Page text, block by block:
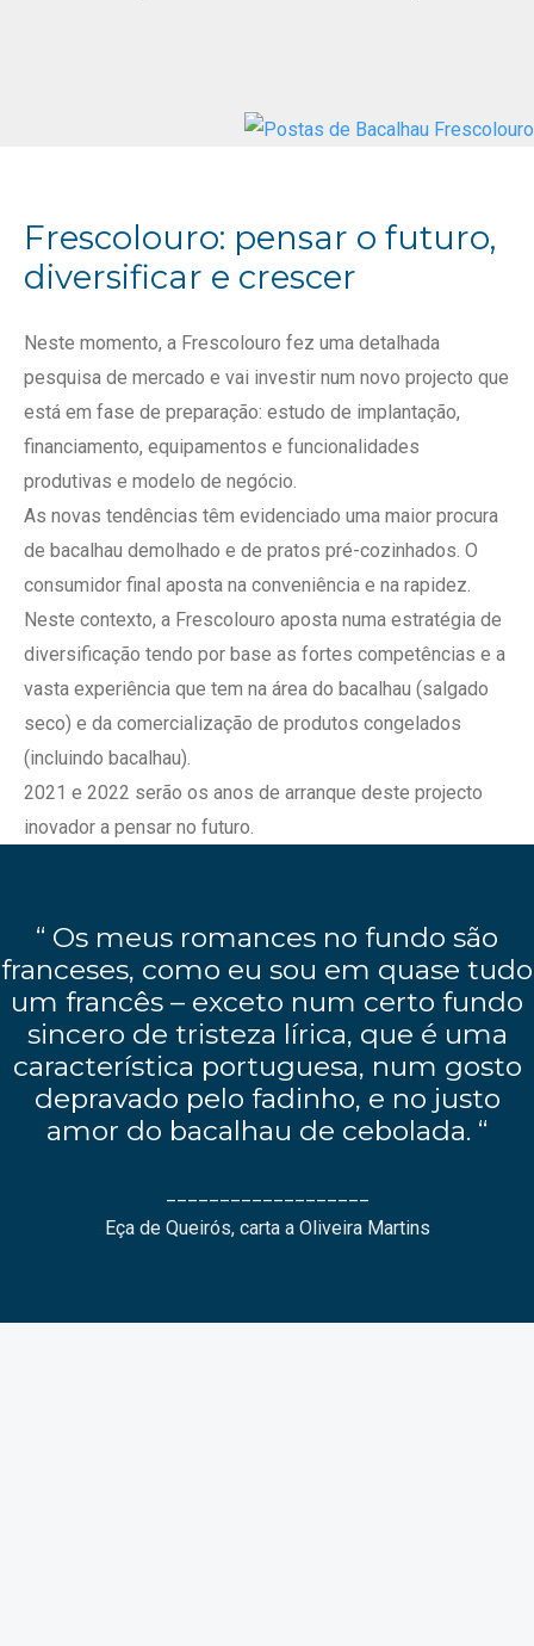
Frescolouro: pensar o futuro,
diversificar e crescer
Neste momento, a Frescolouro fez uma detalhada
pesquisa de mercado e vai investir num novo projecto que
está em fase de preparação: estudo de implantação,
financiamento, equipamentos e funcionalidades
produtivas e modelo de negócio.
As novas tendências têm evidenciado uma maior procura
de bacalhau demolhado e de pratos pré-cozinhados. O
consumidor final aposta na conveniência e na rapidez.
Neste contexto, a Frescolouro aposta numa estratégia de
diversificação tendo por base as fortes competências e a
vasta experiência que tem na área do bacalhau (salgado
seco) e da comercialização de produtos congelados
(incluindo bacalhau).
2021 e 2022 serão os anos de arranque deste projecto
inovador a pensar no futuro.
“ Os meus romances no fundo são
franceses, como eu sou em quase tudo
um francês – exceto num certo fundo
sincero de tristeza lírica, que é uma
característica portuguesa, num gosto
depravado pelo fadinho, e no justo
amor do bacalhau de cebolada. “
Eça de Queirós, carta a Oliveira Martins